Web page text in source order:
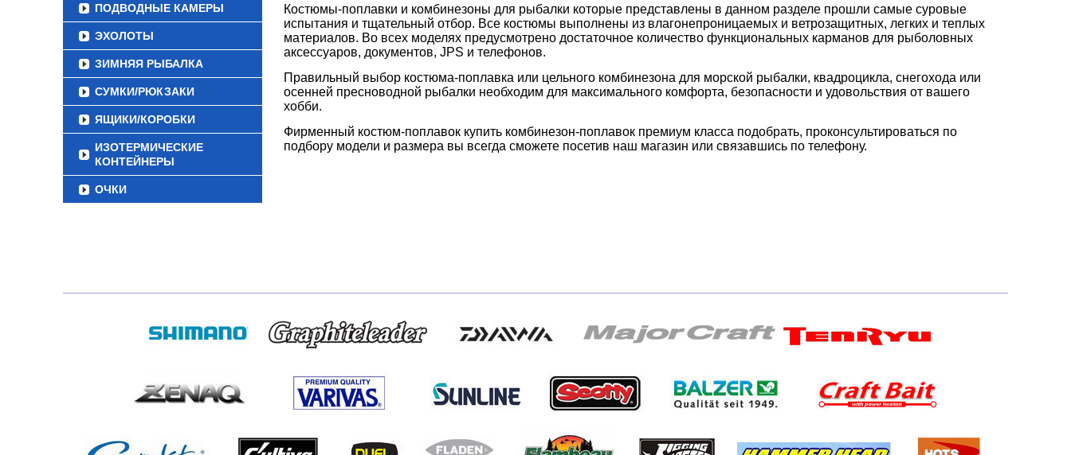
ПОДВОДНЫЕ КАМЕРЫ
ЭХОЛОТЫ
ЗИМНЯЯ РЫБАЛКА
СУМКИ/РЮКЗАКИ
ЯЩИКИ/КОРОБКИ
ИЗОТЕРМИЧЕСКИЕ
КОНТЕЙНЕРЫ
ОЧКИ
Костюмы-поплавки и комбинезоны для рыбалки которые представлены в данном разделе прошли самые суровые
испытания и тщательный отбор. Все костюмы выполнены из влагонепроницаемых и ветрозащитных, легких и теплых
материалов. Во всех моделях предусмотрено достаточное количество функциональных карманов для рыболовных
аксессуаров, документов, JPS и телефонов.
Правильный выбор костюма-поплавка или цельного комбинезона для морской рыбалки, квадроцикла, снегохода или
осенней пресноводной рыбалки необходим для максимального комфорта, безопасности и удовольствия от вашего
хобби.
Фирменный костюм-поплавок купить комбинезон-поплавок премиум класса подобрать, проконсультироваться по
подбору модели и размера вы всегда сможете посетив наш магазин или связавшись по телефону.